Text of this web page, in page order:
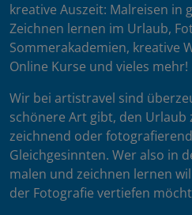
kreative Auszeit: Malreisen in
Zeichnen lernen im Urlaub,
Sommerakademien, kreative
Online Kurse und vieles mehr!
Wir bei artistravel sind
schönere Art gibt, den Urlaub
zeichnend oder
Gleichgesinnten. Wer also in
malen und zeichnen lernen
der Fotografie vertiefen